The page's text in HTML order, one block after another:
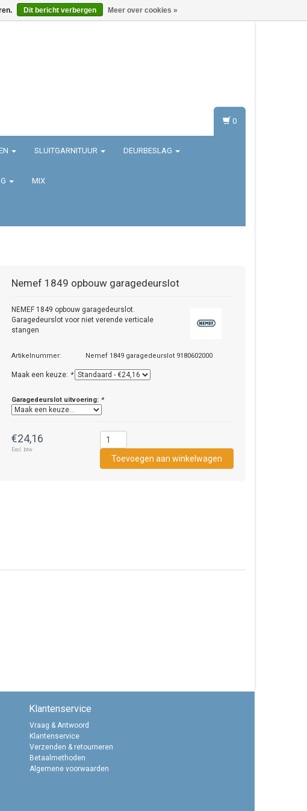
SLUITGARNITUUR DEURBESLAG
MIX
0
Nemef 1849 opbouw garagedeurslot
NEMEF 1849 opbouw garagedeurslot.
Garagedeurslot voor niet verende verticale
stangen
Artikelnummer: Nemef 1849 garagedeurslot 9180602000
Maak een keuze: *
Garagedeurslot uitvoering: *
€24,16
Excl. btw
Klantenservice
Vraag & Antwoord
Klantenservice
Verzenden & retourneren
Betaalmethoden
Algemene voorwaarden
Dit bericht verbergen Meer over cookies »